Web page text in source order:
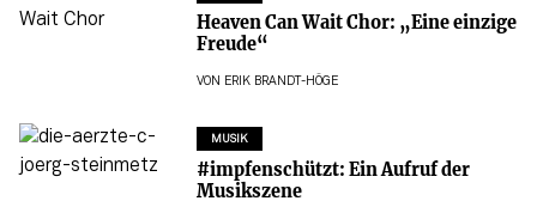
Heaven Can Wait Chor: „Eine einzige
Freude“
VON ERIK BRANDT-HÖGE
MUSIK
#impfenschützt: Ein Aufruf der
Musikszene